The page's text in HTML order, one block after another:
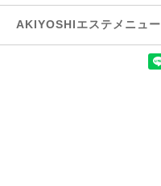
AKIYOSHIエステメニュー